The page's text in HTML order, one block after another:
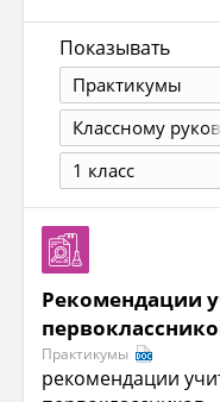
Показывать
Практикумы
1 класс
Рекомендации
Практикумы
рекомендации